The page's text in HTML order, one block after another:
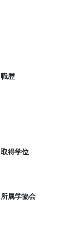
職歴
取得学位
所属学協会